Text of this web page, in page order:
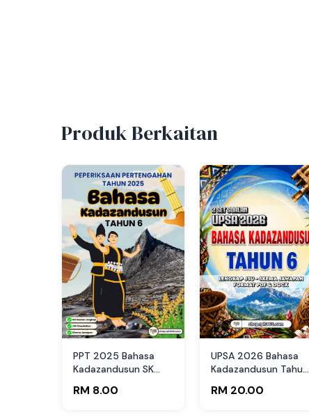
Produk Berkaitan
PPT 2025 Bahasa
Kadazandusun SK
mongingia’ Tati (Edisi
RM 8.00
UPSA 2026 Bahasa
Kadazandusun Tahun
RM 20.00